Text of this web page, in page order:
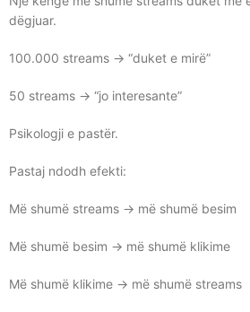
dëgjuar.
100.000 streams → “duket e mirë”
50 streams → “jo interesante”
Psikologji e pastër.
Pastaj ndodh efekti:
Më shumë streams → më shumë besim
Më shumë besim → më shumë klikime
Më shumë klikime → më shumë streams